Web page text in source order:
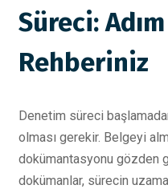
Süreci:
Rehberiniz
Denetim süreci
olması gerekir. Belgeyi
dokümantasyonu gözden
dokümanlar, sürecin